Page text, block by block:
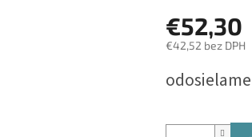
€52,30
€42,52 bez DPH
cena: